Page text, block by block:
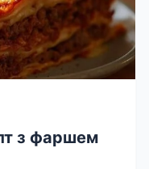
з фаршем